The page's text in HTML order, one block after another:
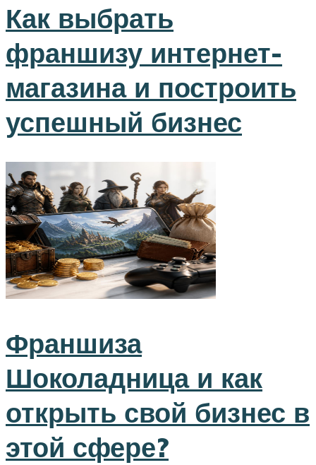
Как выбрать
франшизу интернет-
магазина и построить
успешный бизнес
Франшиза
Шоколадница и как
открыть свой бизнес в
этой сфере?